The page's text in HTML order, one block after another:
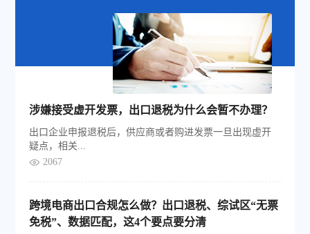
涉嫌接受虚开发票，出口退税为什么会暂不办理？
出口企业申报退税后，供应商或者购进发票一旦出现虚开
疑点，相关...
2067
跨境电商出口合规怎么做？出口退税、综试区“无票
免税”、数据匹配，这4个要点要分清